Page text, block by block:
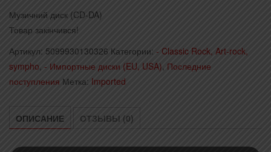
Музичний диск (CD-DA)
Товар закінчився!
Артикул: 5099930130326 Категории: - Classic Rock, Art-rock,
sympho, - Импортные диски (EU, USA), Последние
поступления Метка: Imported
ОПИСАНИЕ ОТЗЫВЫ (0)